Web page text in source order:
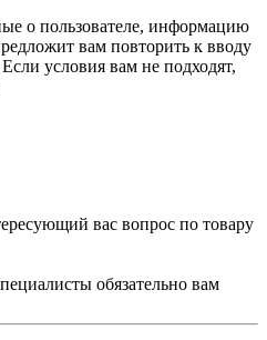
о пользователе, информацию
вам повторить к вводу
условия вам не подходят,
вас вопрос по товару
обязательно вам